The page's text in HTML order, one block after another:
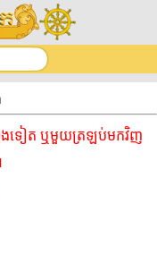
ដងទៀត ឬមួយត្រឡប់មកវិញ